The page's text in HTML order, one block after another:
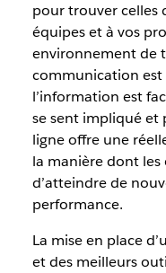
pour trouver celles
équipes et à vos
environnement de
communication
l’information est
se sent impliqué et
ligne offre une
la manière dont
d’atteindre de
performance.
La mise en place
et des meilleurs